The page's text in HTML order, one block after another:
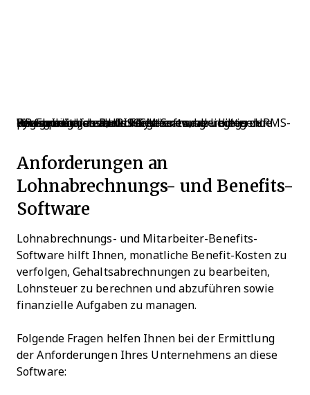
Wie gezeigt, sind HRIS-Systeme am preisgünstigsten, decken aber nur grundlegende HR-Funktionen ab. Im Gegensatz dazu bieten HRMS-Systeme umfassende Funktionen, allerdings zu einem höheren Preis. HCM-Software liegt in der Regel preislich dazwischen.
Anforderungen an
Lohnabrechnungs- und Benefits-
Software
Lohnabrechnungs- und Mitarbeiter-Benefits-
Software hilft Ihnen, monatliche Benefit-Kosten zu
verfolgen, Gehaltsabrechnungen zu bearbeiten,
Lohnsteuer zu berechnen und abzuführen sowie
finanzielle Aufgaben zu managen.
Folgende Fragen helfen Ihnen bei der Ermittlung
der Anforderungen Ihres Unternehmens an diese
Software: